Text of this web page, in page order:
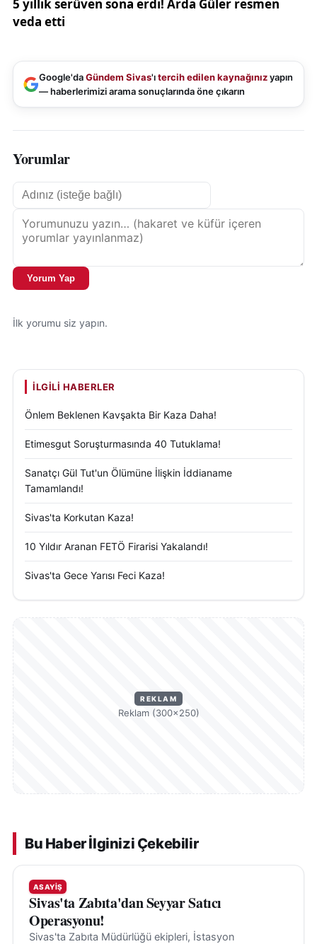
Google'daGündem Sivas'ıtercih edilen kaynağınızyapın
— haberlerimizi arama sonuçlarında öne çıkarın
Yorumlar
Yorum Yap
İlk yorumu siz yapın.
İLGILI HABERLER
Önlem Beklenen Kavşakta Bir Kaza Daha!
Etimesgut Soruşturmasında 40 Tutuklama!
Sanatçı Gül Tut'un Ölümüne İlişkin İddianame
Tamamlandı!
Sivas'ta Korkutan Kaza!
10 Yıldır Aranan FETÖ Firarisi Yakalandı!
Sivas'ta Gece Yarısı Feci Kaza!
REKLAM
Reklam (300×250)
Bu Haber İlginizi Çekebilir
ASAYIŞ
Sivas'ta Zabıta'dan Seyyar Satıcı
Operasyonu!
Sivas'ta Zabıta Müdürlüğü ekipleri, İstasyon